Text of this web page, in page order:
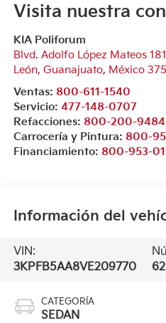
Visita nuestra
KIA Poliforum
Blvd. Adolfo López Mateos
León, Guanajuato, México
Ventas: 800-611-1540
Servicio: 477-148-0707
Refacciones: 800-200-9484
Carrocería y Pintura: 800-
Financiamiento: 800-953-
Información del
VIN:
3KPFB5AA8VE209770
CATEGORÍA
SEDAN